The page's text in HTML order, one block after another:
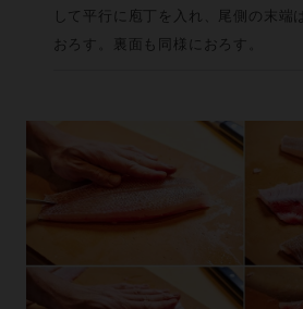
して平行に庖丁を入れ、尾側の末端
おろす。裏面も同様におろす。